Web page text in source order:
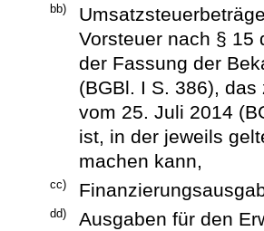
bb)
Vorsteuer nach § 15
der Fassung der
(BGBl. I S. 386),
vom 25. Juli 2014
ist, in der jeweils
machen kann,
cc)
dd)
Ausgaben für den